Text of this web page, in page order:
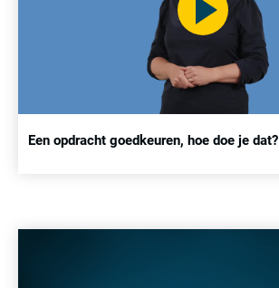
Een opdracht goedkeuren, hoe doe je dat?